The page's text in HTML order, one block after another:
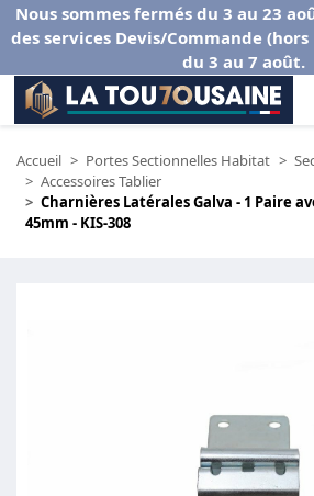
Nous sommes fermés du 3 au 23
des services Devis/Commande
du 3 au 7 août.
Accueil Portes Sectionnelles Habitat
Accessoires Tablier
Charnières Latérales Galva - 1 Paire
45mm - KIS-308